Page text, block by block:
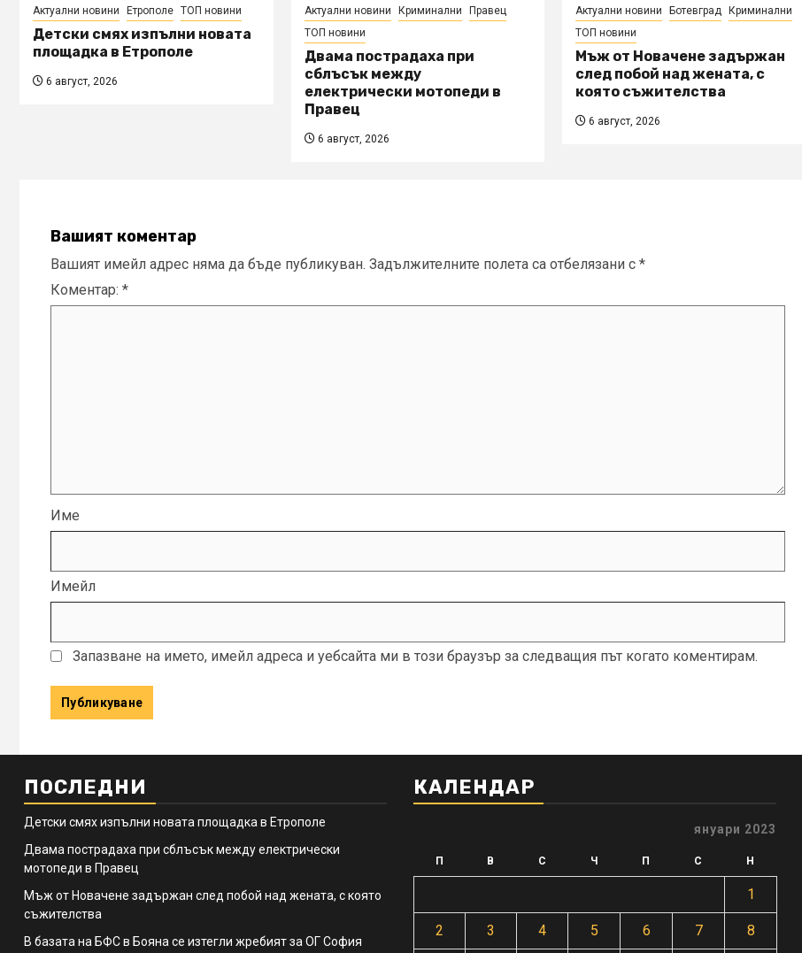
Актуални новини Етрополе ТОП новини
Детски смях изпълни новата
площадка в Етрополе
6 август, 2026
Актуални новини Криминални
Правец
ТОП новини
Двама пострадаха при
сблъсък между
електрически мотопеди в
Правец
6 август, 2026
Актуални новини Ботевград
Криминални
ТОП новини
Мъж от Новачене задържан
след побой над жената, с
която съжителства
6 август, 2026
Вашият коментар
Вашият имейл адрес няма да бъде публикуван. Задължителните полета са отбелязани с *
Коментар: *
Име
Имейл
Запазване на името, имейл адреса и уебсайта ми в този браузър за следващия път когато коментирам.
ПОСЛЕДНИ
Детски смях изпълни новата площадка в Етрополе
Двама пострадаха при сблъсък между електрически
мотопеди в Правец
Мъж от Новачене задържан след побой над жената, с която
съжителства
В базата на БФС в Бояна се изтегли жребият за ОГ София
КАЛЕНДАР
януари 2023
П В С Ч П С Н
1
2 3 4 5 6 7 8